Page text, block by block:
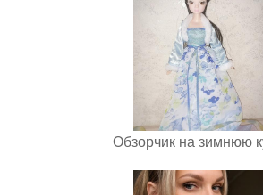
Обзорчик на зимнюю